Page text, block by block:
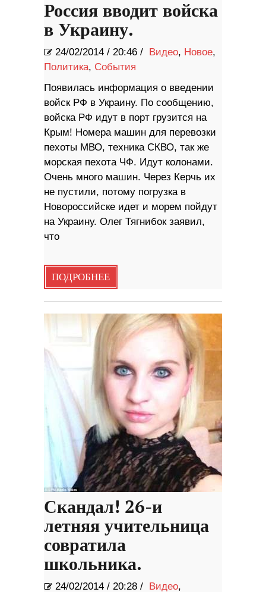
Россия вводит войска
в Украину.
24/02/2014 / 20:46 / Видео, Новое,
Политика, События
Появилась информация о введении
войск РФ в Украину. По сообщению,
войска РФ идут в порт грузится на
Крым! Номера машин для перевозки
пехоты МВО, техника СКВО, так же
морская пехота ЧФ. Идут колонами.
Очень много машин. Через Керчь их
не пустили, потому погрузка в
Новороссийске идет и морем пойдут
на Украину. Олег Тягнибок заявил,
что
ПОДРОБНЕЕ
Скандал! 26-и
летняя учительница
совратила
школьника.
24/02/2014 / 20:28 / Видео,